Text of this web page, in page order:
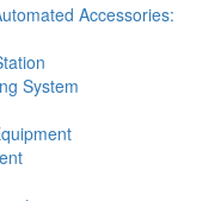
Accessories:
System